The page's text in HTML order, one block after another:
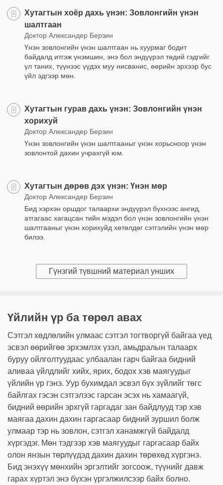
Хутагтын хоёр дахь үнэн: Зовлонгийн үнэн
шалтгаан
Доктор Александер Берзин
Үнэн зовлонгийн үнэн шалтгаан нь хуурмаг бодит
байдалд итгэж үнэмшин, энэ бол эндүүрэл төдий гэдгийг
үл таних, түүнээс үүдэх муу нисванис, өөрийн эрхээр бус
үйл эдгээр мөн.
Хутагтын гурав дахь үнэн: Зовлонгийн үнэн
хорихуй
Доктор Александер Берзин
Үнэн зовлонгийн үнэн шалтгааныг үнэн хорьсноор үнэн
зовлонтой дахин учрахгүй юм.
Хутагтын дөрөв дэх үнэн: Үнэн мөр
Доктор Александер Берзин
Бид хэрхэн оршдог талаархи эндүүрэл бүхнээс ангид,
атгагаас хагацсан тийн мэдэл бол үнэн зовлонгийн үнэн
шалтгааныг үнэн хорихуйд хөтөлдөг сэтгэлийн үнэн мөр
билээ.
Гүнзгий түвшний материал унших
Үйлийн үр ба төрөл авах
Сэтгэл хөдлөлийн улмаас сэтгэл тогтворгүй байгаа үед
эсвэл өөрийгөө эрхэмлэх үзэл, амьдралын талаарх
буруу ойлголтуудаас улбаалан гарч байгаа бидний
аливаа үйлдлийг хийх, ярих, бодох хэв маягуудыг
үйлийн үр гэнэ. Уур бухимдал эсвэл бүх зүйлийг төгс
байлгах гэсэн сэтгэлээс гарсан эсэх нь хамаагүй,
бидний өөрийн эрхгүй гаргадаг зан байдлууд тэр хэв
маягаа дахин дахин гаргасаар бидний зуршил болж
улмаар тэр нь зовлон, сэтгэл ханамжгүй байдалд
хүргэдэг. Мөн тэдгээр хэв маягуудыг гаргасаар байх
олон янзын төрлүүдэд дахин дахин төрөхөд хүргэнэ.
Бид энэхүү мөнхийн эргэлтийг зогсоож, түүнийг давж
гарах хүртэл энэ бүхэн үргэлжилсээр байх болно.